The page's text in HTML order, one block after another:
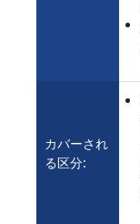
カバーされ
る区分: